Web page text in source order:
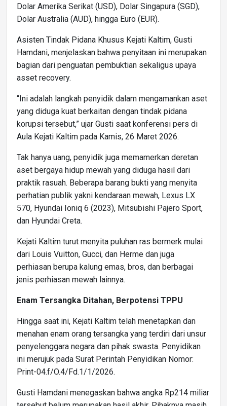
Dolar Amerika Serikat (USD), Dolar Singapura (SGD),
Dolar Australia (AUD), hingga Euro (EUR).
Asisten Tindak Pidana Khusus Kejati Kaltim, Gusti
Hamdani, menjelaskan bahwa penyitaan ini merupakan
bagian dari penguatan pembuktian sekaligus upaya
asset recovery.
“Ini adalah langkah penyidik dalam mengamankan aset
yang diduga kuat berkaitan dengan tindak pidana
korupsi tersebut,” ujar Gusti saat konferensi pers di
Aula Kejati Kaltim pada Kamis, 26 Maret 2026.
Tak hanya uang, penyidik juga memamerkan deretan
aset bergaya hidup mewah yang diduga hasil dari
praktik rasuah. Beberapa barang bukti yang menyita
perhatian publik yakni kendaraan mewah, Lexus LX
570, Hyundai Ioniq 6 (2023), Mitsubishi Pajero Sport,
dan Hyundai Creta.
Kejati Kaltim turut menyita puluhan ras bermerk mulai
dari Louis Vuitton, Gucci, dan Herme dan juga
perhiasan berupa kalung emas, bros, dan berbagai
jenis perhiasan mewah lainnya.
Enam Tersangka Ditahan, Berpotensi TPPU
Hingga saat ini, Kejati Kaltim telah menetapkan dan
menahan enam orang tersangka yang terdiri dari unsur
penyelenggara negara dan pihak swasta. Penyidikan
ini merujuk pada Surat Perintah Penyidikan Nomor:
Print-04.f/O.4/Fd.1/1/2026.
Gusti Hamdani menegaskan bahwa angka Rp214 miliar